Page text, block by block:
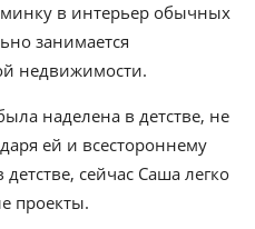
в интерьер обычных
занимается
недвижимости.
наделена в детстве, не
ей и всестороннему
сейчас Саша легко
проекты.